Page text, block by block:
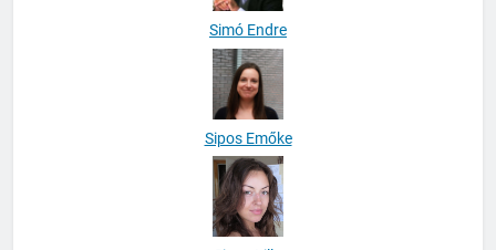
Simó Endre
Sipos Emőke